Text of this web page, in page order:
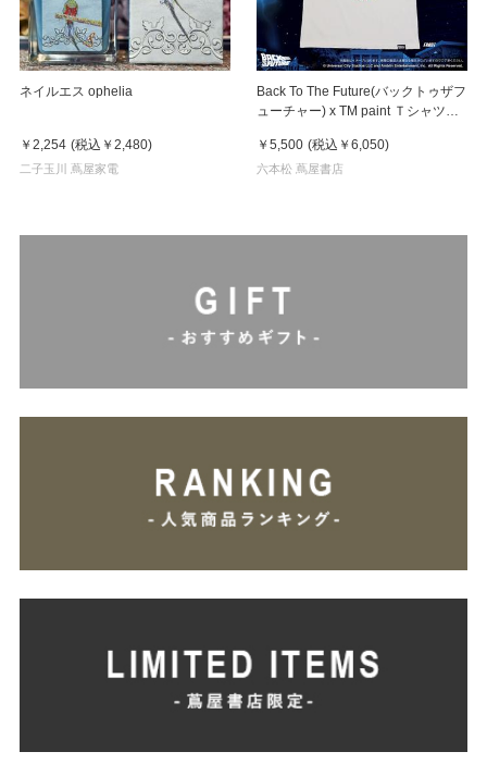
ネイルエス ophelia
￥2,254 (税込 ￥2,480)
二子玉川 蔦屋家電
Back To The Future(バックトゥザフ
ューチャー) x TM paint Ｔシャツ
￥5,500 (税込 ￥6,050)
六本松 蔦屋書店